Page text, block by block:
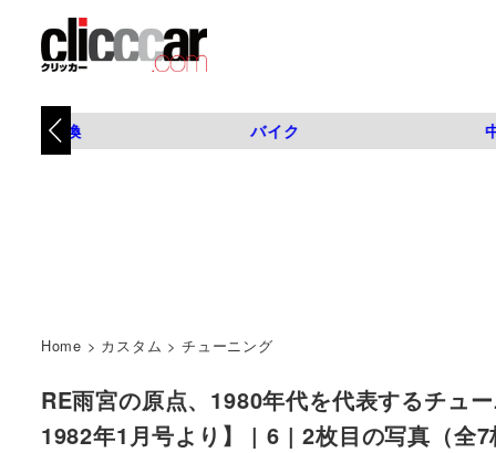
タイヤ交換 バイク
Home > カスタム >チューニング
RE雨宮の原点、1980年代を代表するチュ
1982年1月号より】 | 6 | 2枚目の写真（全7